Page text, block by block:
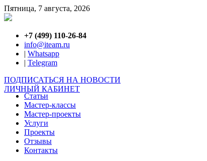
Пятница, 7 августа, 2026
+7 (499) 110-26-84
info@iteam.ru
| Whatsapp
| Telegram
ПОДПИСАТЬСЯ НА НОВОСТИ
ЛИЧНЫЙ КАБИНЕТ
Статьи
Мастер-классы
Мастер-проекты
Услуги
Проекты
Отзывы
Контакты